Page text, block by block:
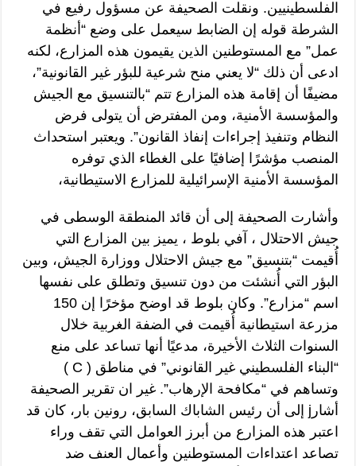
الفلسطينيين. ونقلت الصحيفة عن مسؤول رفيع في
الشرطة قوله إن الضابط سيعمل على وضع “أنظمة
عمل” مع المستوطنين الذين يقيمون هذه المزارع، لكنه
ادعى أن ذلك “لا يعني منح شرعية للبؤر غير القانونية”،
مضيفًا أن إقامة هذه المزارع تتم “بالتنسيق مع الجيش
والمؤسسة الأمنية، ومن المفترض أن يتولى فرض
النظام وتنفيذ إجراءات إنفاذ القانون”. ويعتبر استحداث
المنصب مؤشرًا إضافيًا على الغطاء الذي توفره
المؤسسة الأمنية الإسرائيلية للمزارع الاستيطانية،
وأشارت الصحيفة إلى أن قائد المنطقة الوسطى في
جيش الاحتلال ، آفي بلوط ، يميز بين المزارع التي
أُقيمت “بتنسيق” مع جيش الاحتلال ووزارة الجيش، وبين
البؤر التي أُنشئت من دون تنسيق وتطلق على نفسها
اسم “مزارع”. وكان بلوط قد اوضح مؤخرًا إن 150
مزرعة استيطانية أُقيمت في الضفة الغربية خلال
السنوات الثلاث الأخيرة، مدعيًا أنها تساعد على منع
“البناء الفلسطيني غير القانوني” في مناطق ( C )
وتساهم في “مكافحة الإرهاب”. غير ان تقرير الصحيفة
أشارj إلى أن رئيس الشاباك السابق، رونين بار، كان قد
اعتبر هذه المزارع من أبرز العوامل التي تقف وراء
تصاعد اعتداءات المستوطنين وأعمال العنف ضد